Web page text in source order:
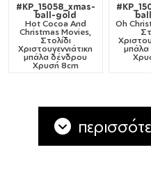
#KP_15058_xmas-
ball-gold
Hot Cocoa And
Christmas Movies,
Στολίδι
Χριστουγεννιάτικη
μπάλα δένδρου
Χρυσή 8cm
Oh